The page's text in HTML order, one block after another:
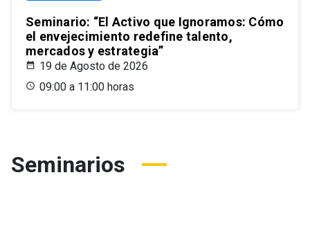
Seminario: “El Activo que Ignoramos: Cómo
el envejecimiento redefine talento,
mercados y estrategia”
19 de Agosto de 2026
09:00 a 11:00 horas
Seminarios